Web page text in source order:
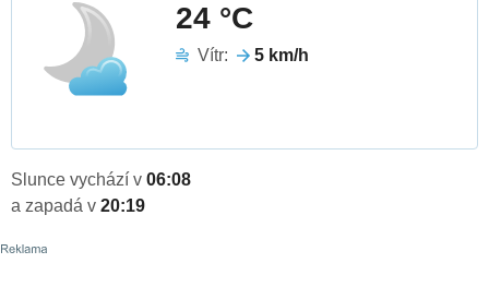
24 °C
Vítr: 5 km/h
Slunce vychází v 06:08
a zapadá v 20:19